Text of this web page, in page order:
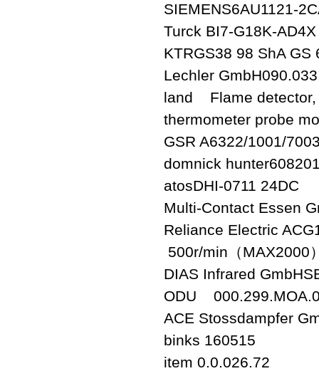
SIEMENS6AU1121-
Turck BI7-G18K-
KTRGS38 98 ShA GS
Lechler
land Flame detector,
thermometer probe
GSR A6322/1001/
domnick
atosDHI-0711 24DC
Multi-Contact Essen
Reliance Electric
500r/min（MAX2000
DIAS Infrared
ODU
ACE Stossdampfer
binks 160515
item 0.0.026.72